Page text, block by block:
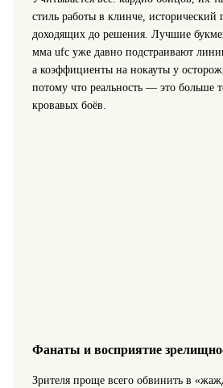
стиль работы в клинче, исторический
доходящих до решения. Лучшие
мма ufc уже давно подстраивают
а коэффициенты на нокауты у
потому что реальность — это больше
кровавых боёв.
Фанаты и восприятие
Зрителя проще всего обвинить в